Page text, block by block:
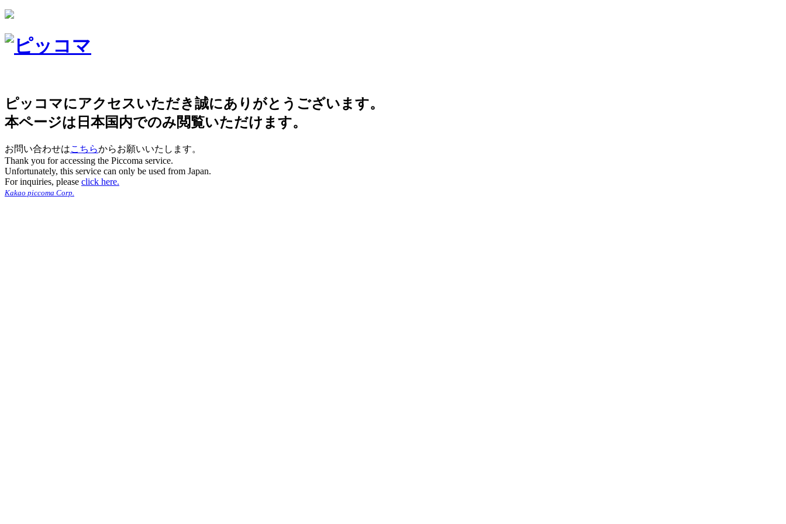
ピッコマにアクセスいただき誠にありがとうございます。
本ページは日本国内でのみ閲覧いただけます。
お問い合わせはこちらからお願いいたします。
Thank you for accessing the Piccoma service.
Unfortunately, this service can only be used from Japan.
For inquiries, please click here.
Kakao piccoma Corp.